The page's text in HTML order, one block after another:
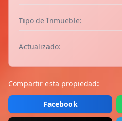
Tipo de Inmueble:
Actualizado:
Compartir esta propiedad:
Facebook